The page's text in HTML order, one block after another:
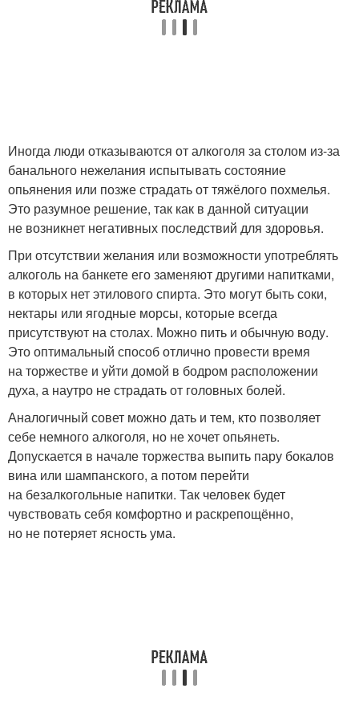
Иногда люди отказываются от алкоголя за столом из-за
банального нежелания испытывать состояние
опьянения или позже страдать от тяжёлого похмелья.
Это разумное решение, так как в данной ситуации
не возникнет негативных последствий для здоровья.
При отсутствии желания или возможности употреблять
алкоголь на банкете его заменяют другими напитками,
в которых нет этилового спирта. Это могут быть соки,
нектары или ягодные морсы, которые всегда
присутствуют на столах. Можно пить и обычную воду.
Это оптимальный способ отлично провести время
на торжестве и уйти домой в бодром расположении
духа, а наутро не страдать от головных болей.
Аналогичный совет можно дать и тем, кто позволяет
себе немного алкоголя, но не хочет опьянеть.
Допускается в начале торжества выпить пару бокалов
вина или шампанского, а потом перейти
на безалкогольные напитки. Так человек будет
чувствовать себя комфортно и раскрепощённо,
но не потеряет ясность ума.